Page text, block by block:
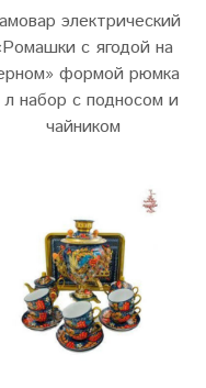
электрический
с ягодой на
формой рюмка
л набор с подносом и
чайником